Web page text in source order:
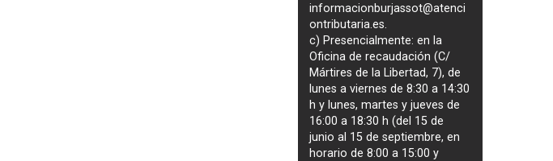
informacionburjassot@atenci
ontributaria.es.
c) Presencialmente: en la
Oficina de recaudación (C/
Mártires de la Libertad, 7), de
lunes a viernes de 8:30 a 14:30
h y lunes, martes y jueves de
16:00 a 18:30 h (del 15 de
junio al 15 de septiembre, en
horario de 8:00 a 15:00 y